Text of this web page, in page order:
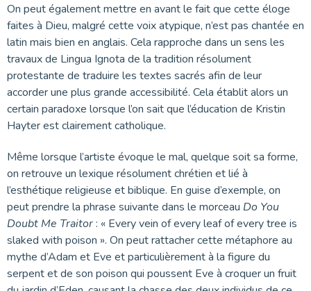
On peut également mettre en avant le fait que cette éloge
faites à Dieu, malgré cette voix atypique, n’est pas chantée en
latin mais bien en anglais. Cela rapproche dans un sens les
travaux de Lingua Ignota de la tradition résolument
protestante de traduire les textes sacrés afin de leur
accorder une plus grande accessibilité. Cela établit alors un
certain paradoxe lorsque l’on sait que l’éducation de Kristin
Hayter est clairement catholique.
Même lorsque l’artiste évoque le mal, quelque soit sa forme,
on retrouve un lexique résolument chrétien et lié à
l’esthétique religieuse et biblique. En guise d’exemple, on
peut prendre la phrase suivante dans le morceau Do You
Doubt Me Traitor: « Every vein of every leaf of every tree is
slaked with poison ». On peut rattacher cette métaphore au
mythe d’Adam et Eve et particulièrement à la figure du
serpent et de son poison qui poussent Eve à croquer un fruit